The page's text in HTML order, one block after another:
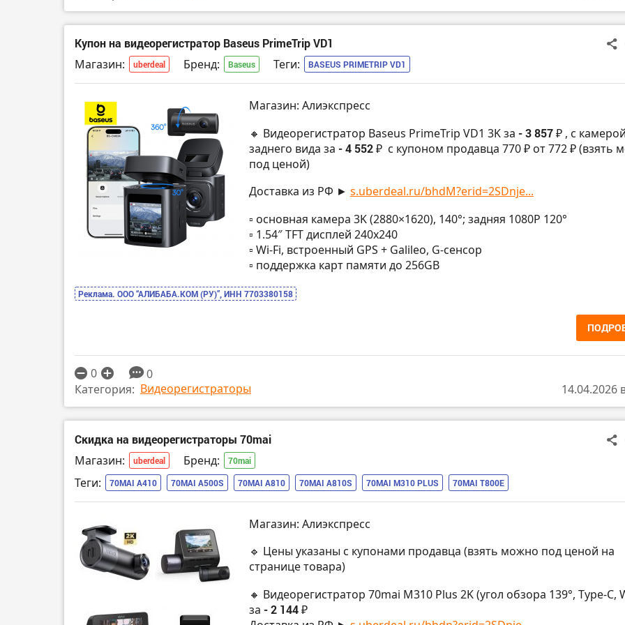
Купон на видеорегистратор Baseus PrimeTrip VD1
Магазин: uberdeal Бренд: Baseus Теги: BASEUS PRIMETRIP VD1
Магазин: Алиэкспресс
🔸 Видеорегистратор Baseus PrimeTrip VD1 3K за - 3 857 ₽ , с камерой
заднего вида за - 4 552 ₽ с купоном продавца 770 ₽ от 772 ₽ (взять
под ценой)
Доставка из РФ ► s.uberdeal.ru/bhdM?erid=2SDnje...
▫️ основная камера 3K (2880×1620), 140°; задняя 1080P 120°
▫️ 1.54″ TFT дисплей 240х240
▫️ Wi-Fi, встроенный GPS + Galileo, G-сенсор
▫️ поддержка карт памяти до 256GB
Реклама. ООО “АЛИБАБА.КОМ (РУ)”, ИНН 7703380158
0
0
Категория: Видеорегистраторы 14.04.2026
Скидка на видеорегистраторы 70mai
Магазин: uberdeal Бренд: 70mai
Теги: 70MAI A410 70MAI A500S 70MAI A810 70MAI A810S 70MAI M310 PLUS 70MAI T800E
Магазин: Алиэкспресс
🔹 Цены указаны с купонами продавца (взять можно под ценой на
странице товара)
🔸 Видеорегистратор 70mai M310 Plus 2K (угол обзора 139°, Type-C,
за - 2 144 ₽